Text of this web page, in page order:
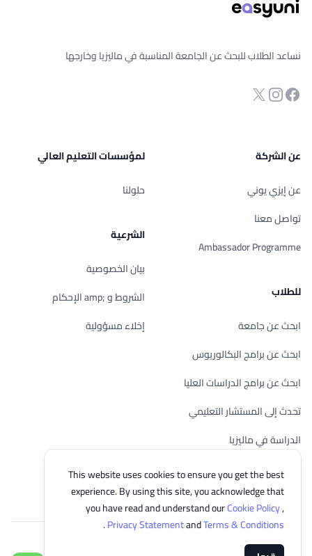
This website uses cookies to ensure you get the best
experience. By using this site, you acknowledge that
you have read and understand ourCookie Policy,
Privacy StatementandTerms & Conditions
.
نساعد الطلاب للبحث عن الجامعة المناسبة في ماليزيا وخارجها
صفحة الفيسبوك
انستجرام
Twitter
عن الشركة
عن إيزي يوني
تواصل معنا
Ambassador Programme
للطلاب
ابحث عن جامعة
ابحث عن برامج البكالوريوس
ابحث عن برامج الدراسات العليا
تحدث إلى المستشار التعليمي
الدراسة في ماليزيا
تحقق من أهليتك
لمؤسسات التعليم العالي
حلولنا
الشرعية
بيان الخصوصية
الشروط و ;amp الإحكام
إخلاء مسؤولية
© 2026 EasyUni Sdn Bhd, company registration number 200801016907